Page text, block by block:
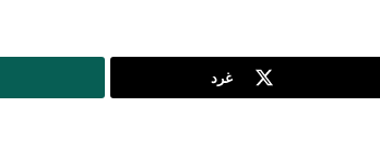
غرد